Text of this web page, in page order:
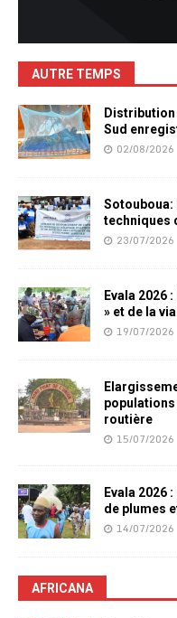
AUTRE TEMPS
Distribution
Sud
02/08/2026
Sotouboua:
techniques
23/07/2026
Evala 2026
» et de la
19/07/2026
routière
15/07/2026
Evala 2026
de plumes
14/07/2026
AFRICANA